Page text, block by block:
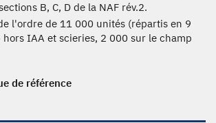
B, C, D de la NAF rév.2.
l'ordre de 11 000 unités (répartis en 9
IAA et scieries, 2 000 sur le champ
de référence